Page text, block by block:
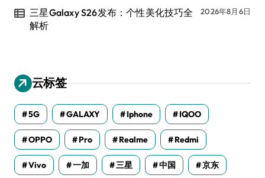
三星Galaxy S26发布：个性美化技巧全
解析
2026年8月6日
云标签
5G GALAXY Iphone IQOO
OPPO Pro Realme Redmi
Vivo 一加 三星 中国 京东